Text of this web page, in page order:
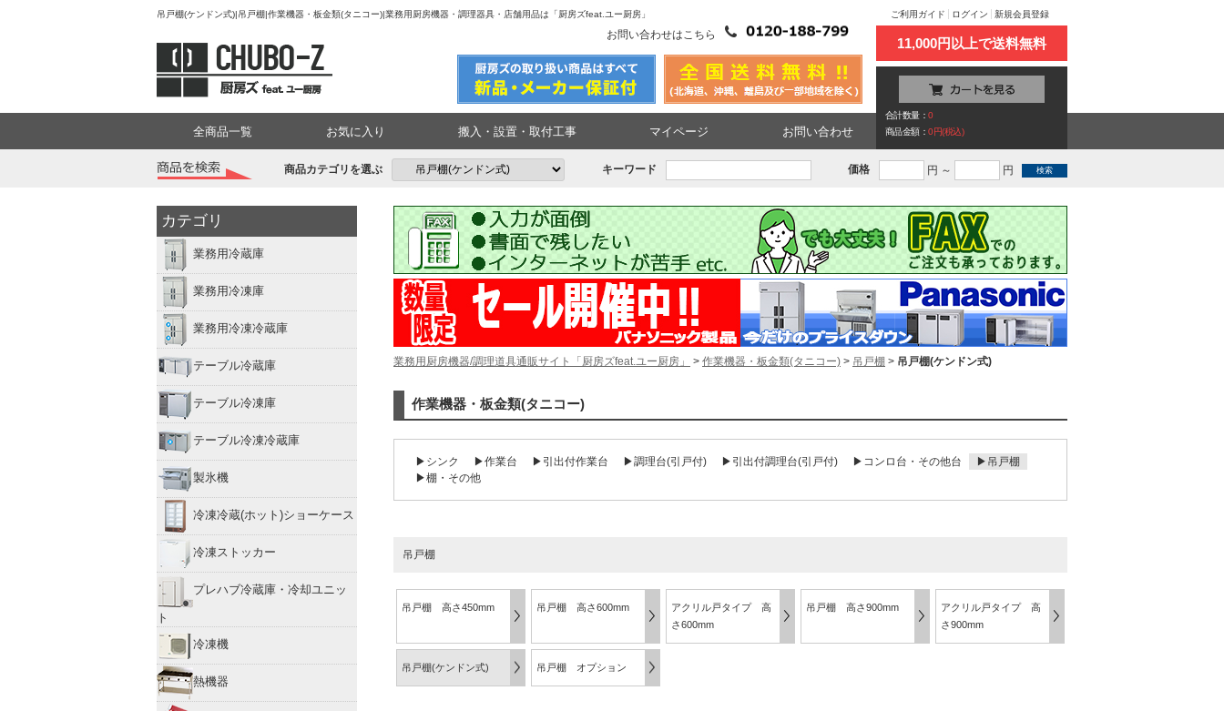
吊戸棚(ケンドン式)|吊戸棚|作業機器・板金類(タニコー)|業務用厨房機器・調理器具・店舗用品は「厨房ズfeat.ユー厨房」
お問い合わせはこちら
ご利用ガイド ログイン 新規会員登録
11,000円以上で送料無料
合計数量：0
商品金額：0円(税込)
全商品一覧 お気に入り 搬入・設置・取付工事 マイページ お問い合わせ
商品カテゴリを選ぶ キーワード 価格 円 ～ 円
カテゴリ
業務用冷蔵庫
業務用冷凍庫
業務用冷凍冷蔵庫
テーブル冷蔵庫
テーブル冷凍庫
テーブル冷凍冷蔵庫
製氷機
冷凍冷蔵(ホット)ショーケース
冷凍ストッカー
プレハブ冷蔵庫・冷却ユニッ
ト
冷凍機
熱機器
業務用厨房機器/調理道具通販サイト「厨房ズfeat.ユー厨房」 > 作業機器・板金類(タニコー) > 吊戸棚 > 吊戸棚(ケンドン式)
作業機器・板金類(タニコー)
▶シンク ▶作業台 ▶引出付作業台 ▶調理台(引戸付) ▶引出付調理台(引戸付) ▶コンロ台・その他台
▶吊戸棚
▶棚・その他
吊戸棚
吊戸棚 高さ450mm 吊戸棚 高さ600mm
アクリル戸タイプ 高
さ600mm
吊戸棚 高さ900mm
アクリル戸タイプ 高
さ900mm
吊戸棚(ケンドン式) 吊戸棚 オプション